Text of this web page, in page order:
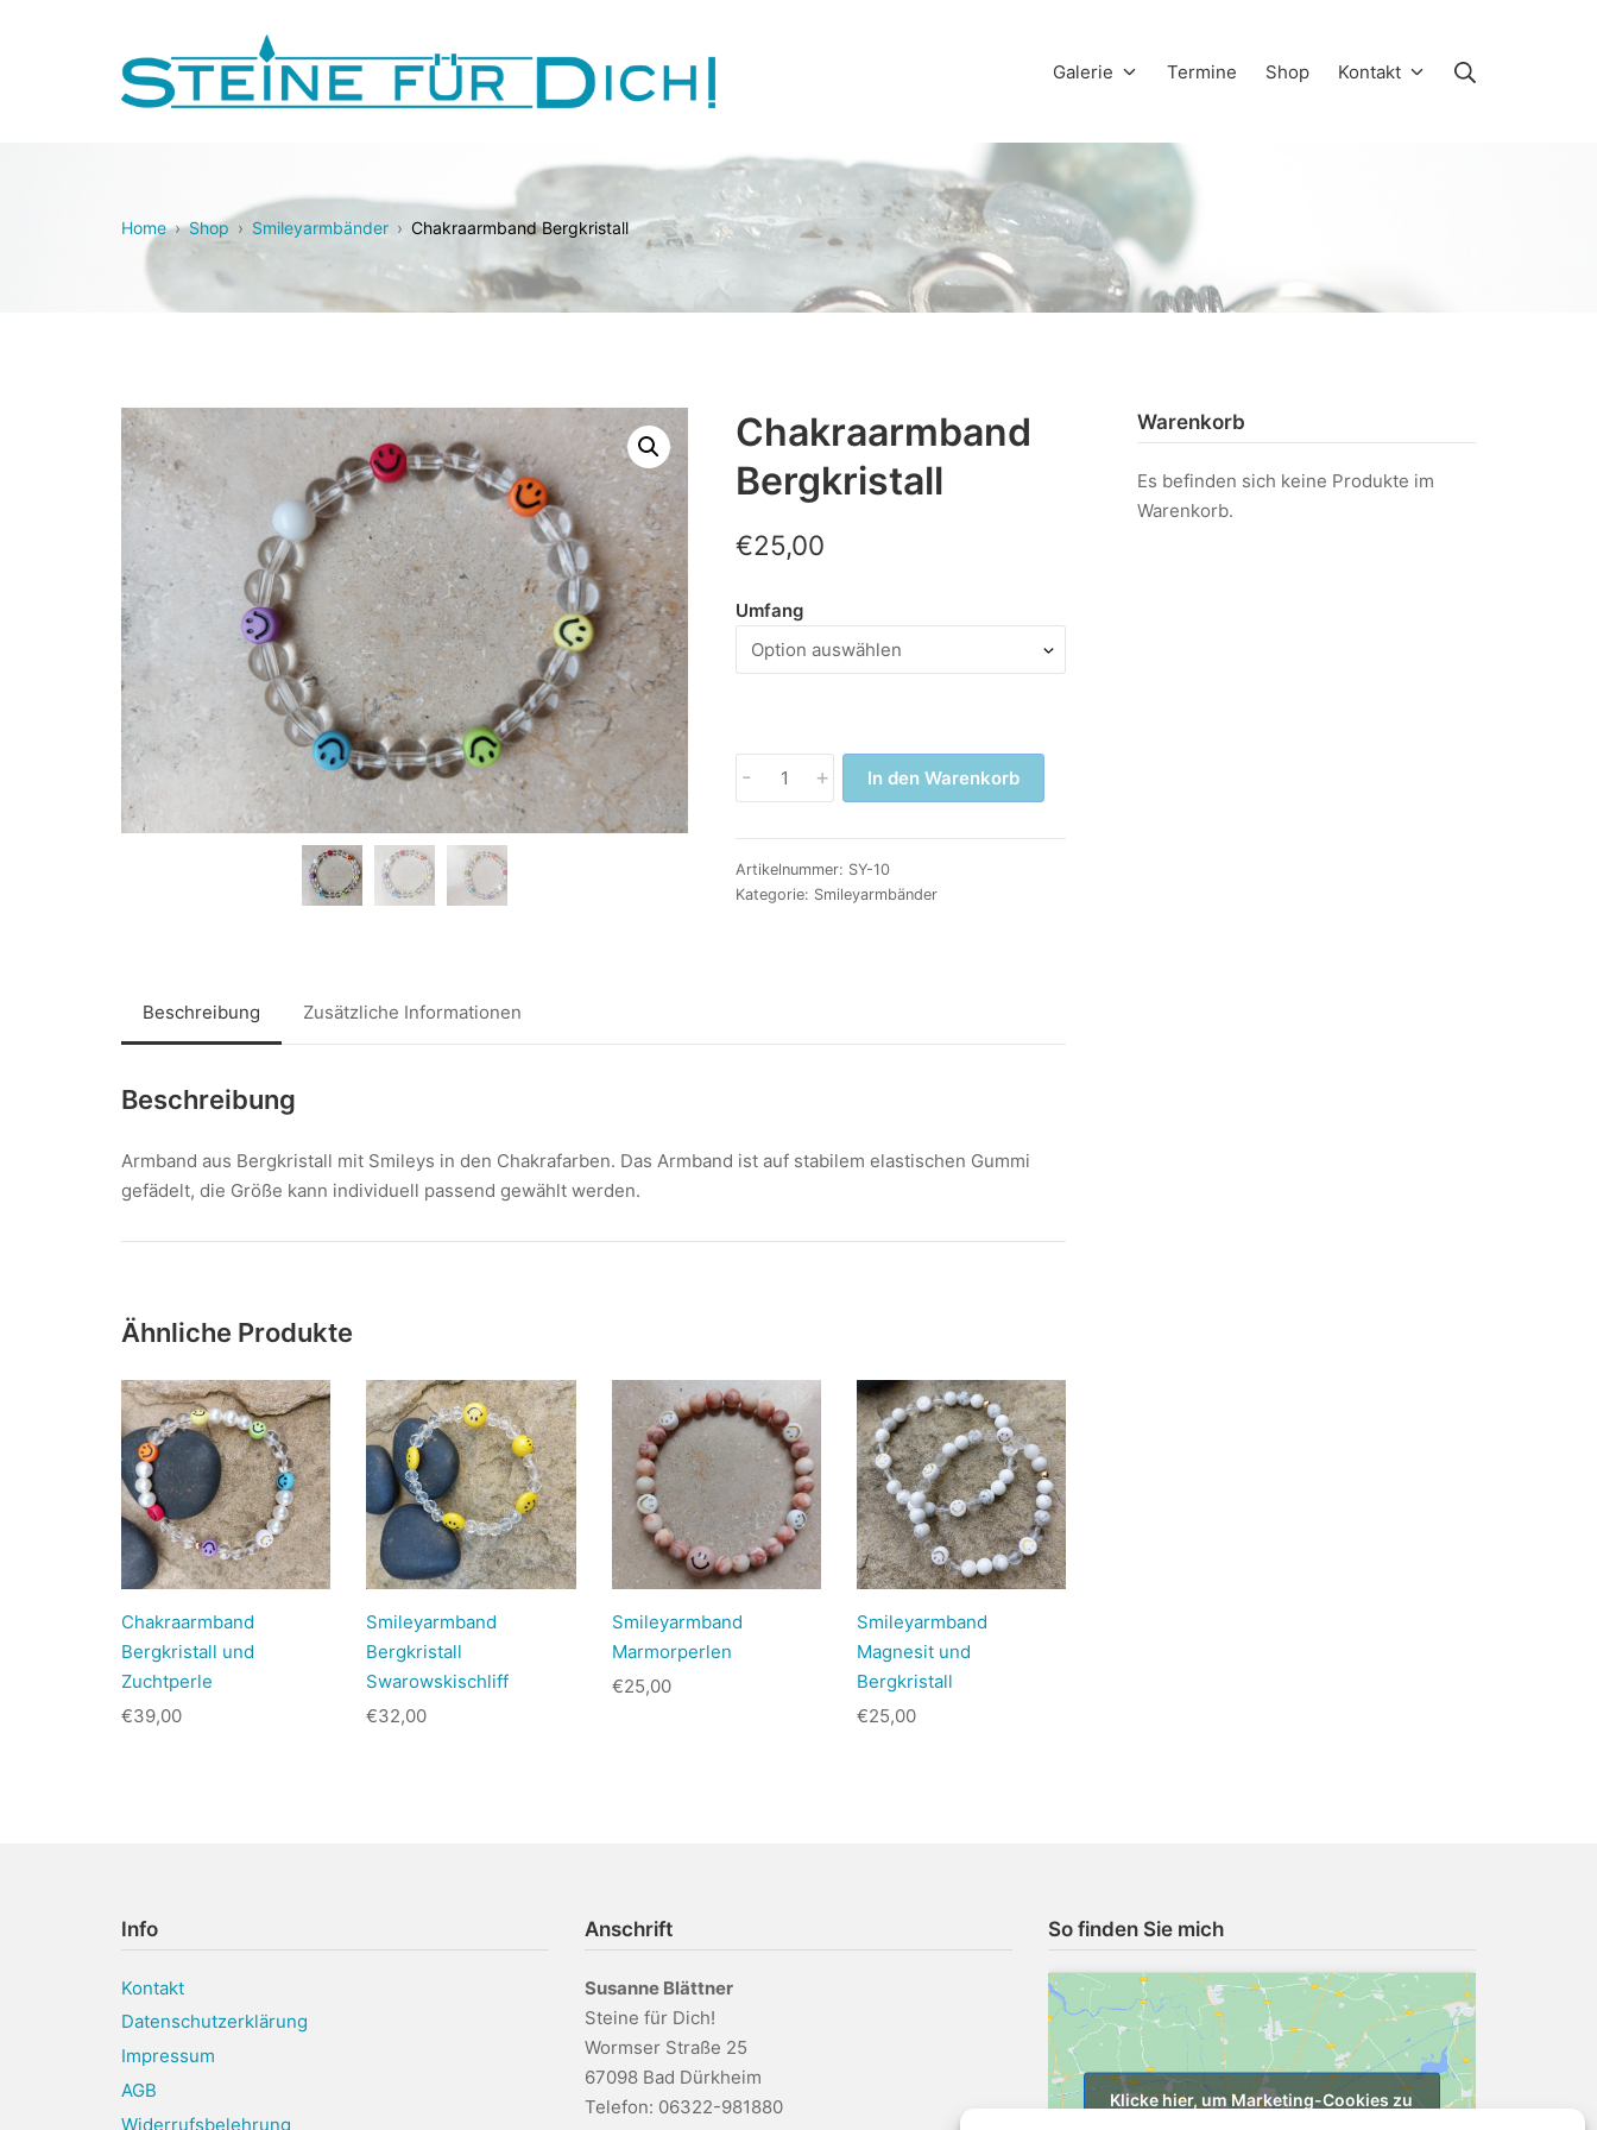
Galerie Termine Shop Kontakt
Home Shop Smileyarmbänder Chakraarmband Bergkristall
Chakraarmband
Bergkristall
€25,00
Umfang
Chakraarmband
Bergkristall
- + In den Warenkorb
Artikelnummer: SY-10
Kategorie: Smileyarmbänder
Beschreibung Zusätzliche Informationen
Beschreibung
Armband aus Bergkristall mit Smileys in den Chakrafarben. Das Armband ist auf stabilem elastischen Gummi
gefädelt, die Größe kann individuell passend gewählt werden.
Ähnliche Produkte
Chakraarmband
Bergkristall und
Zuchtperle
€39,00
Smileyarmband
Bergkristall
Swarowskischliff
€32,00
Smileyarmband
Marmorperlen
€25,00
Smileyarmband
Magnesit und
Bergkristall
€25,00
Warenkorb
Es befinden sich keine Produkte im
Warenkorb.
Info
Kontakt
Datenschutzerklärung
Impressum
AGB
Widerrufsbelehrung
Anschrift
Susanne Blättner
Steine für Dich!
Wormser Straße 25
67098 Bad Dürkheim
Telefon: 06322-981880
So finden Sie mich
Klicke hier, um Marketing-Cookies zu